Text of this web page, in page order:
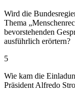
Wird die
Thema
bevorstehenden
ausführlich erörtern?
5
Wie kam die
Präsident Alfredo